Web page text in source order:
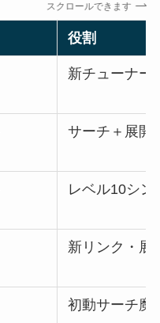
スクロールできます
役割
新チューナー
サーチ＋展開
レベル10シン
新リンク・展
初動サーチ魔